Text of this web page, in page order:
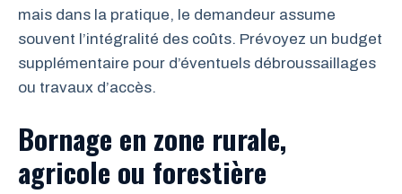
mais dans la pratique, le demandeur assume
souvent l’intégralité des coûts. Prévoyez un budget
supplémentaire pour d’éventuels débroussaillages
ou travaux d’accès.
Bornage en zone rurale,
agricole ou forestière